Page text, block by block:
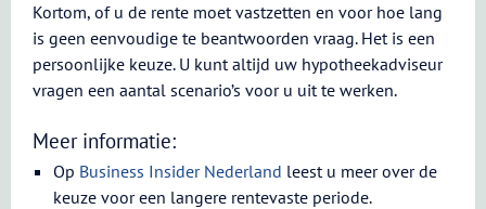
Kortom, of u de rente moet vastzetten en voor hoe lang
is geen eenvoudige te beantwoorden vraag. Het is een
persoonlijke keuze. U kunt altijd uw hypotheekadviseur
vragen een aantal scenario’s voor u uit te werken.
Meer informatie:
Op Business Insider Nederland leest u meer over de
keuze voor een langere rentevaste periode.